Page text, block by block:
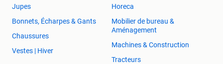
Jupes
Bonnets, Écharpes & Gants
Chaussures
Vestes | Hiver
Horeca
Mobilier de bureau &
Aménagement
Machines & Construction
Tracteurs